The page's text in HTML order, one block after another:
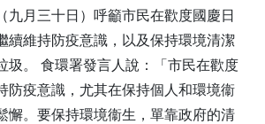
九月三十日）呼籲市民在歡度國慶日
續維持防疫意識，以及保持環境清潔
圾。 食環署發言人說：「市民在歡度
防疫意識，尤其在保持個人和環境衞
懈。要保持環境衞生，單靠政府的清